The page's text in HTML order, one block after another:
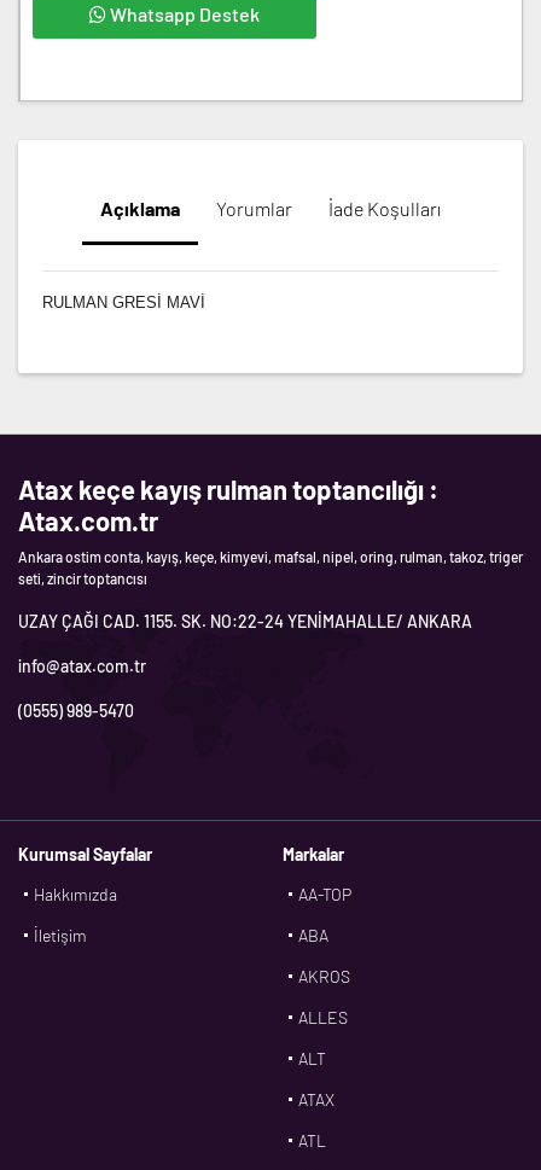
Whatsapp Destek
Açıklama Yorumlar İade Koşulları
RULMAN GRESİ MAVİ
Atax keçe kayış rulman toptancılığı :
Atax.com.tr
Ankara ostim conta, kayış, keçe, kimyevi, mafsal, nipel, oring, rulman, takoz, triger
seti, zincir toptancısı
UZAY ÇAĞI CAD. 1155. SK. NO:22-24 YENİMAHALLE/ ANKARA
info@atax.com.tr
(0555) 989-5470
Kurumsal Sayfalar
Hakkımızda
İletişim
Markalar
AA-TOP
ABA
AKROS
ALLES
ALT
ATAX
ATL